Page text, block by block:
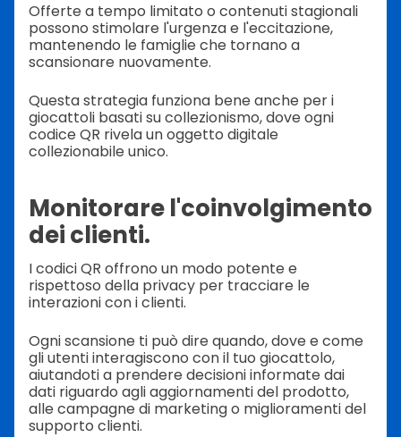
Offerte a tempo limitato o contenuti stagionali
possono stimolare l'urgenza e l'eccitazione,
mantenendo le famiglie che tornano a
scansionare nuovamente.
Questa strategia funziona bene anche per i
giocattoli basati su collezionismo, dove ogni
codice QR rivela un oggetto digitale
collezionabile unico.
Monitorare l'coinvolgimento
dei clienti.
I codici QR offrono un modo potente e
rispettoso della privacy per tracciare le
interazioni con i clienti.
Ogni scansione ti può dire quando, dove e come
gli utenti interagiscono con il tuo giocattolo,
aiutandoti a prendere decisioni informate dai
dati riguardo agli aggiornamenti del prodotto,
alle campagne di marketing o miglioramenti del
supporto clienti.